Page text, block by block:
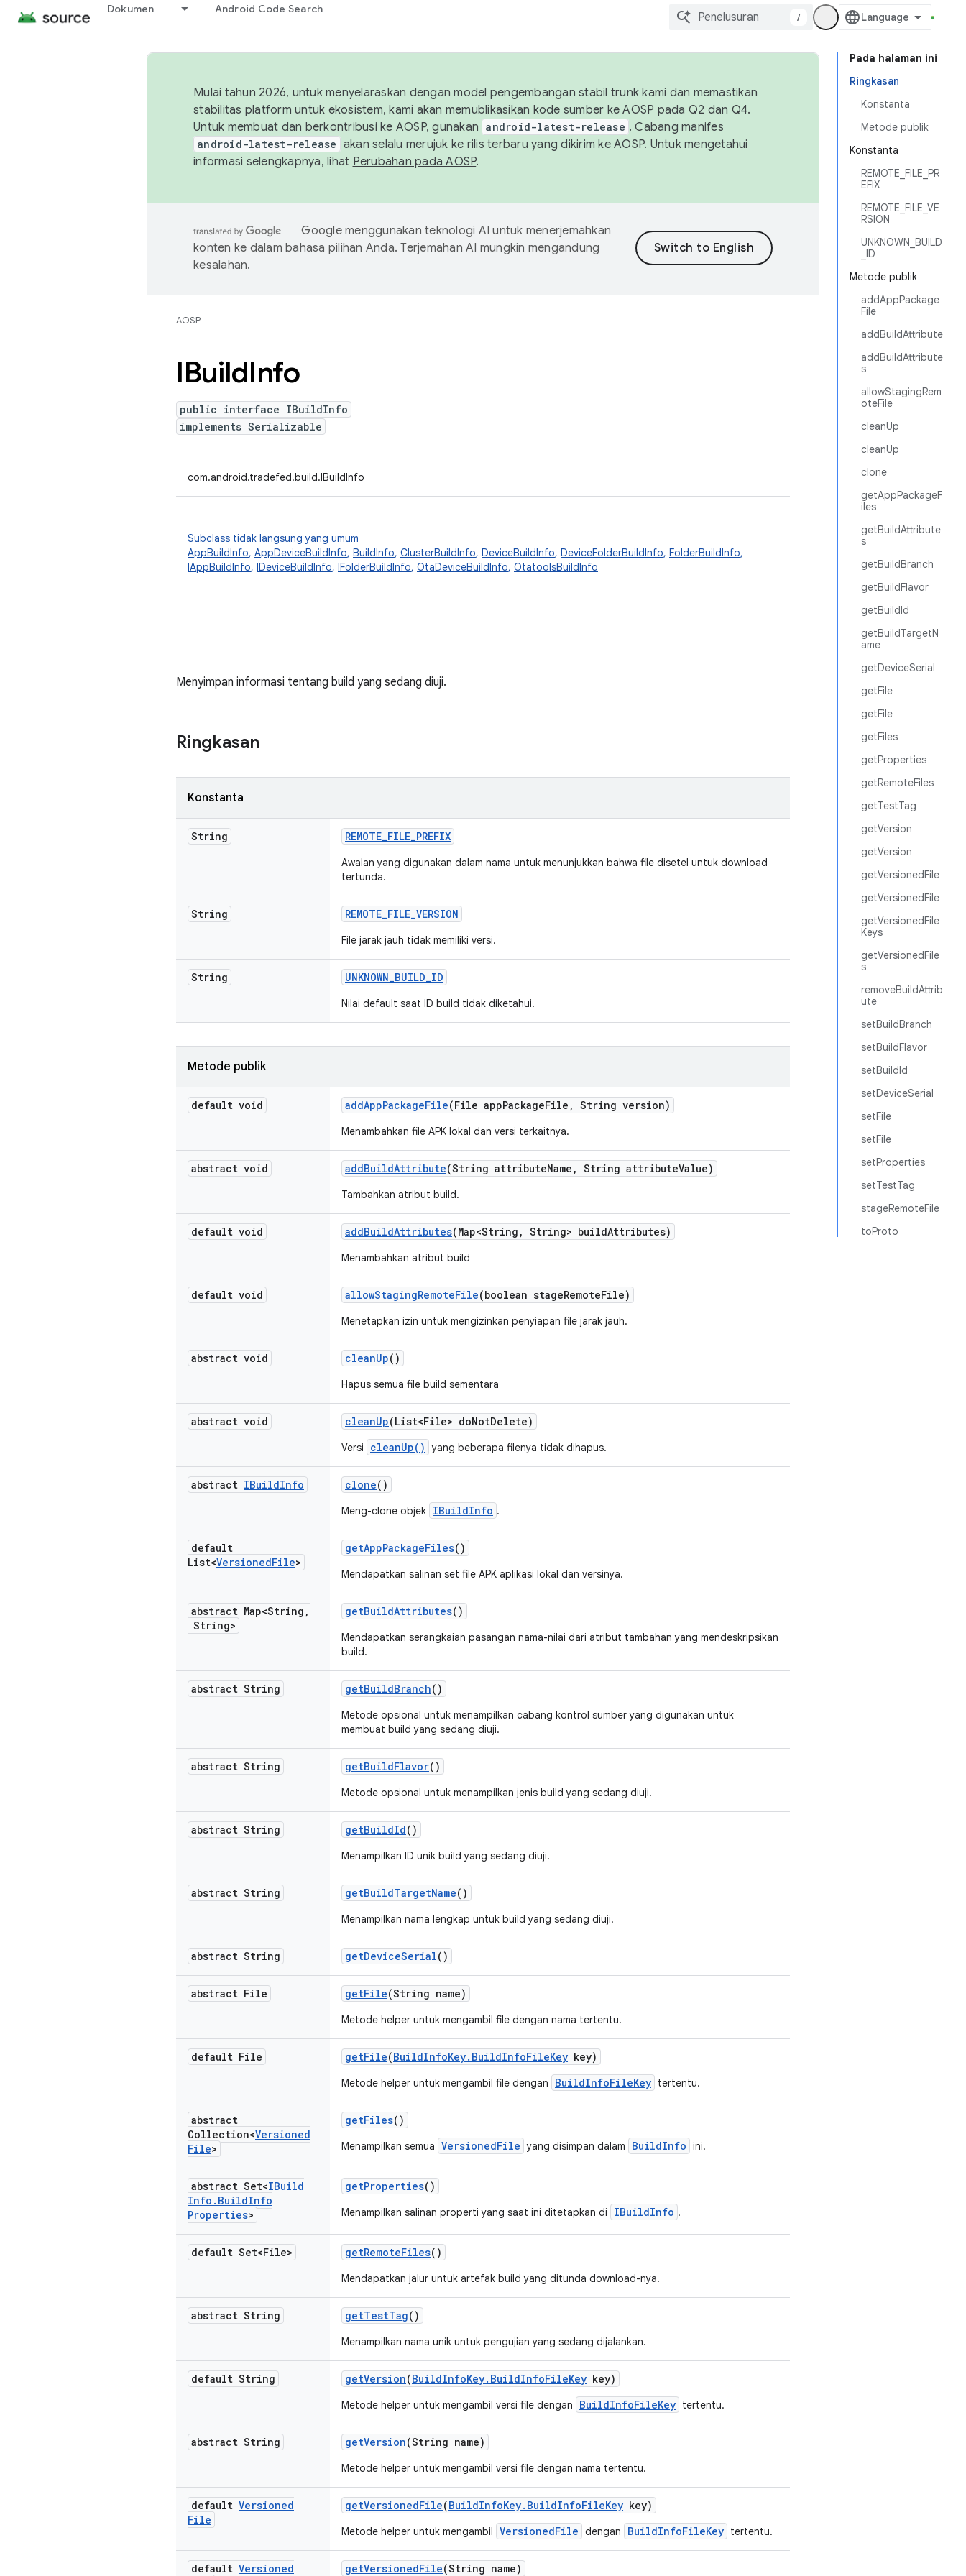
Dokumen Android Code Search
/
Pada halaman ini
Ringkasan
Konstanta
Metode publik
Konstanta
REMOTE_FILE_PR
EFIX
REMOTE_FILE_VE
RSION
UNKNOWN_BUILD
_ID
Metode publik
addAppPackage
File
addBuildAttribute
addBuildAttribute
s
allowStagingRem
oteFile
cleanUp
cleanUp
clone
getAppPackageF
iles
getBuildAttribute
s
getBuildBranch
getBuildFlavor
getBuildId
getBuildTargetN
ame
getDeviceSerial
getFile
getFile
getFiles
getProperties
getRemoteFiles
getTestTag
getVersion
getVersion
getVersionedFile
getVersionedFile
getVersionedFile
Keys
getVersionedFile
s
removeBuildAttrib
ute
setBuildBranch
setBuildFlavor
setBuildId
setDeviceSerial
setFile
setFile
setProperties
setTestTag
stageRemoteFile
toProto
Mulai tahun 2026, untuk menyelaraskan dengan model pengembangan stabil trunk kami dan memastikan
stabilitas platform untuk ekosistem, kami akan memublikasikan kode sumber ke AOSP pada Q2 dan Q4.
Untuk membuat dan berkontribusi ke AOSP, gunakan android-latest-release . Cabang manifes
android-latest-release akan selalu merujuk ke rilis terbaru yang dikirim ke AOSP. Untuk mengetahui
informasi selengkapnya, lihat Perubahan pada AOSP.
Google menggunakan teknologi AI untuk menerjemahkan
konten ke dalam bahasa pilihan Anda. Terjemahan AI mungkin mengandung
kesalahan.
AOSP
IBuildInfo
public interface IBuildInfo
implements Serializable
com.android.tradefed.build.IBuildInfo
Subclass tidak langsung yang umum
AppBuildInfo, AppDeviceBuildInfo, BuildInfo, ClusterBuildInfo, DeviceBuildInfo, DeviceFolderBuildInfo, FolderBuildInfo,
IAppBuildInfo, IDeviceBuildInfo, IFolderBuildInfo, OtaDeviceBuildInfo, OtatoolsBuildInfo
Menyimpan informasi tentang build yang sedang diuji.
Ringkasan
Konstanta
String REMOTE_FILE_PREFIX
Awalan yang digunakan dalam nama untuk menunjukkan bahwa file disetel untuk download
tertunda.
String REMOTE_FILE_VERSION
File jarak jauh tidak memiliki versi.
String UNKNOWN_BUILD_ID
Nilai default saat ID build tidak diketahui.
Metode publik
default void addAppPackageFile(File appPackageFile , String version)
Menambahkan file APK lokal dan versi terkaitnya.
abstract void addBuildAttribute(String attributeName , String attributeValue)
Tambahkan atribut build.
default void addBuildAttributes(Map<String , String> buildAttributes)
Menambahkan atribut build
default void allowStagingRemoteFile(boolean stageRemoteFile)
Menetapkan izin untuk mengizinkan penyiapan file jarak jauh.
abstract void cleanUp()
Hapus semua file build sementara
abstract void cleanUp(List<File> doNotDelete)
Versi cleanUp() yang beberapa filenya tidak dihapus.
abstract IBuildInfo clone()
Meng-clone objek IBuildInfo .
default
List<VersionedFile>
getAppPackageFiles()
Mendapatkan salinan set file APK aplikasi lokal dan versinya.
abstract Map<String ,
String>
getBuildAttributes()
Mendapatkan serangkaian pasangan nama-nilai dari atribut tambahan yang mendeskripsikan
build.
abstract String getBuildBranch()
Metode opsional untuk menampilkan cabang kontrol sumber yang digunakan untuk
membuat build yang sedang diuji.
abstract String getBuildFlavor()
Metode opsional untuk menampilkan jenis build yang sedang diuji.
abstract String getBuildId()
Menampilkan ID unik build yang sedang diuji.
abstract String getBuildTargetName()
Menampilkan nama lengkap untuk build yang sedang diuji.
abstract String getDeviceSerial()
abstract File getFile(String name)
Metode helper untuk mengambil file dengan nama tertentu.
default File getFile(BuildInfoKey. BuildInfoFileKey key)
Metode helper untuk mengambil file dengan BuildInfoFileKey tertentu.
abstract
Collection<Versioned
File>
getFiles()
Menampilkan semua VersionedFile yang disimpan dalam BuildInfo ini.
abstract Set<IBuild
Info . BuildInfo
Properties>
getProperties()
Menampilkan salinan properti yang saat ini ditetapkan di IBuildInfo .
default Set<File> getRemoteFiles()
Mendapatkan jalur untuk artefak build yang ditunda download-nya.
abstract String getTestTag()
Menampilkan nama unik untuk pengujian yang sedang dijalankan.
default String getVersion(BuildInfoKey. BuildInfoFileKey key)
Metode helper untuk mengambil versi file dengan BuildInfoFileKey tertentu.
abstract String getVersion(String name)
Metode helper untuk mengambil versi file dengan nama tertentu.
default Versioned
File
getVersionedFile(BuildInfoKey. BuildInfoFileKey key)
Metode helper untuk mengambil VersionedFile dengan BuildInfoFileKey tertentu.
default Versioned getVersionedFile(String name)